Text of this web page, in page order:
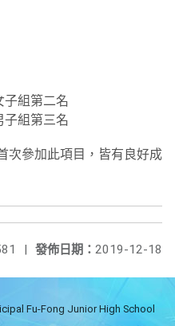
子組第二名
子組第三名
次參加此項目，皆有良好成
發佈日期： 2019-12-18
|
Fu-Fong Junior High School